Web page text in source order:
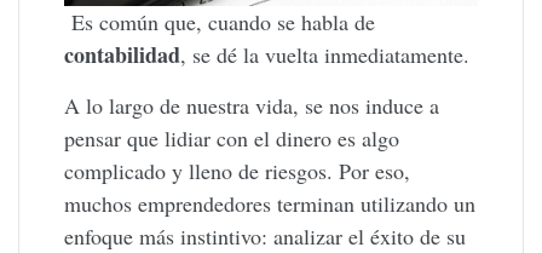
Es común que, cuando se habla de
contabilidad, se dé la vuelta inmediatamente.
A lo largo de nuestra vida, se nos induce a
pensar que lidiar con el dinero es algo
complicado y lleno de riesgos. Por eso,
muchos emprendedores terminan utilizando un
enfoque más instintivo: analizar el éxito de su